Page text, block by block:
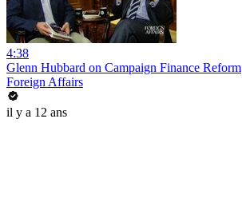
4:38
Glenn Hubbard on Campaign Finance Reform
Foreign Affairs
il y a 12 ans